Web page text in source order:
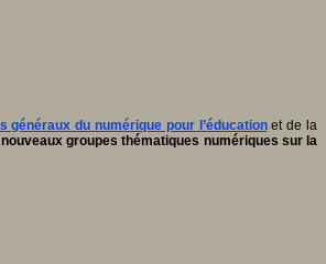
généraux du numérique pour l’éducationet de la
nouveaux groupes thématiques numériques sur la